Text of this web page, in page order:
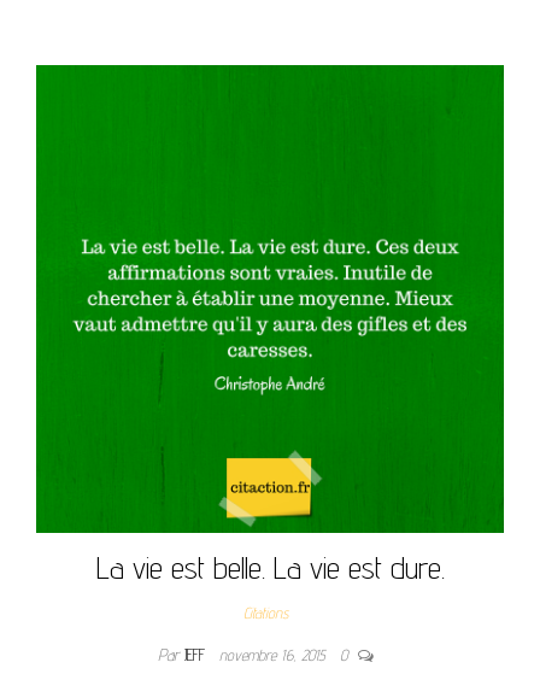
La vie est belle. La vie est dure.
Citations
ParJEFF novembre 16, 2015 0